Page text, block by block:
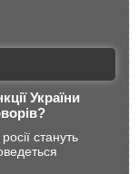
України
стануть